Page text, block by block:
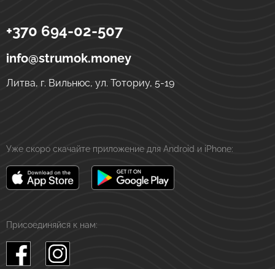
Strumok
Денежные переводы в Украине
ул. Тоториу, 5-19
+370 694-02-507
info@strumok.money
Литва, г. Вильнюс, ул. Тоториу, 5-19
Уже скоро скачайте приложение для Android и iPhone:
Присоединяйся к нам: